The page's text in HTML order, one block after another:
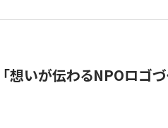
「想いが伝わるNPOロゴづ